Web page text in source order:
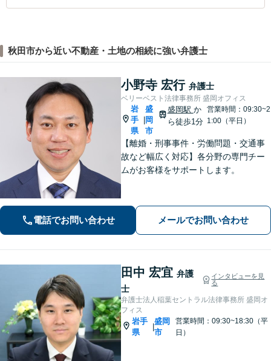
秋田市から近い不動産・土地の相続に強い弁護士
小野寺 宏行 弁護士
ベリーベスト法律事務所 盛岡オフィス
岩
手
県
盛
岡
市
盛岡駅 か
ら徒歩1分
営業時間：09:30~2
1:00（平日）
【離婚・刑事事件・労働問題・交通事
故など幅広く対応】各分野の専門チー
ムがお客様をサポートします。
電話でお問い合わせ メールでお問い合わせ
田中 宏宜 弁護
士
インタビューを見
る
弁護士法人稲葉セントラル法律事務所 盛岡オ
フィス
岩手
県
|
盛岡
市
営業時間：09:30~18:30（平
日）